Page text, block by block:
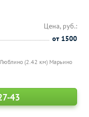
Люблино (2.42 км) Марьино
Цена, руб.:
от 1500
43